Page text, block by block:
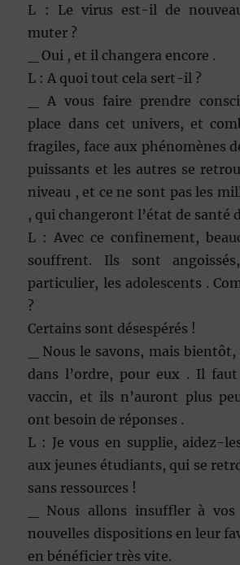
L : Le virus est-il de
muter ?
_ Oui , et il changera encore .
L : A quoi tout cela sert-il ?
_ A vous faire prendre
place dans cet univers, et
fragiles, face aux phénomènes
puissants et les autres se
niveau , et ce ne sont pas les
, qui changeront l’état de santé
L : Avec ce confinement,
souffrent. Ils sont
particulier, les adolescents .
?
Certains sont désespérés !
_ Nous le savons, mais
dans l’ordre, pour eux . Il
vaccin, et ils n’auront plus
ont besoin de réponses .
L : Je vous en supplie, aidez-
aux jeunes étudiants, qui se
sans ressources !
_ Nous allons insuffler à
nouvelles dispositions en leur
en bénéficier très vite.